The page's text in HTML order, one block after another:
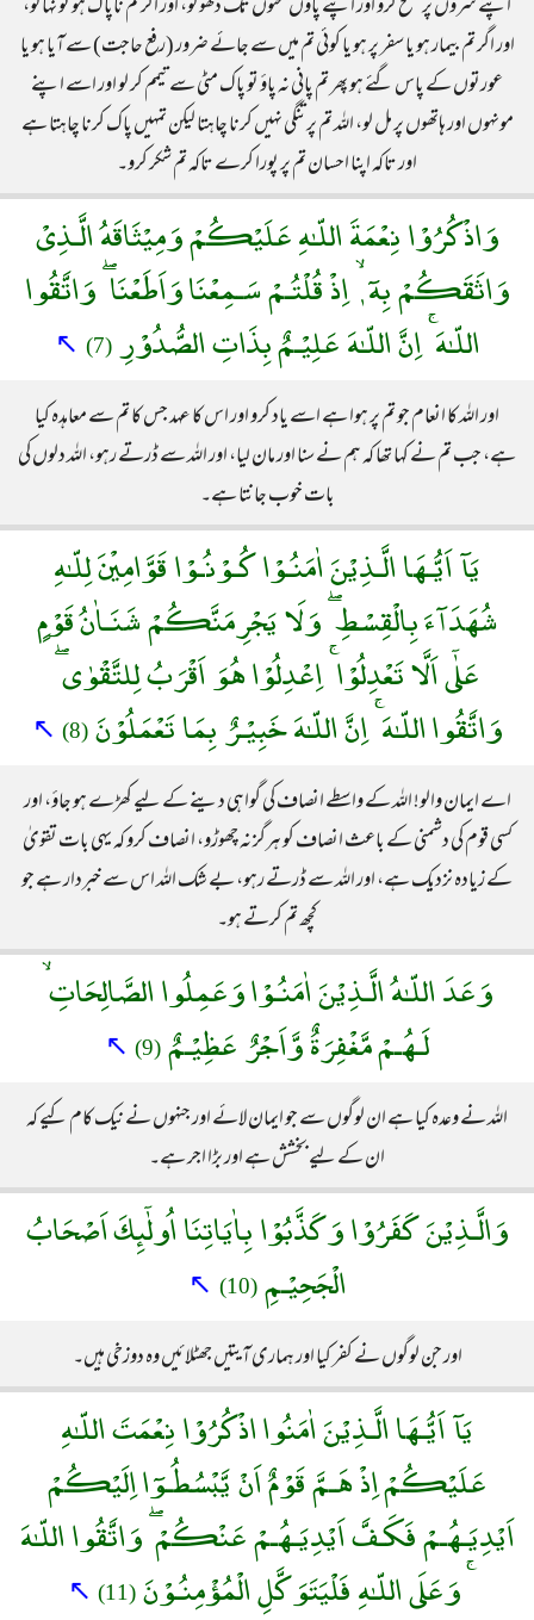
اور اگر تم بیمار ہو یا سفر پر ہو یا کوئی تم میں سے جائے ضرور (رفع حاجت) سے آیا ہو یا
عورتوں کے پاس گئے ہو پھر تم پانی نہ پاؤ تو پاک مٹی سے تیمم کر لو اور اسے اپنے
مونہوں اور ہاتھوں پر مل لو، اللہ تم پر تنگی نہیں کرنا چاہتا لیکن تمہیں پاک کرنا چاہتا ہے
اور تاکہ اپنا احسان تم پر پورا کرے تاکہ تم شکر کرو۔
وَاذْكُرُوْا نِعْمَةَ اللّـٰهِ عَلَيْكُمْ وَمِيْثَاقَهُ الَّـذِىْ
وَاثَقَكُمْ بِهٓ ٖ ۙ اِذْ قُلْتُـمْ سَـمِعْنَا وَاَطَعْنَا ۖ وَاتَّقُوا
اللّـٰهَ ۚ اِنَّ اللّـٰهَ عَلِيْـمٌ بِذَاتِ الصُّدُوْرِ (7)
↖
اور اللہ کا انعام جو تم پر ہوا ہے اسے یاد کرو اور اس کا عہد جس کا تم سے معاہدہ کیا
ہے، جب تم نے کہا تھا کہ ہم نے سنا اور مان لیا، اور اللہ سے ڈرتے رہو، اللہ دلوں کی
بات خوب جانتا ہے۔
يَآ اَيُّـهَا الَّـذِيْنَ اٰمَنُـوْا كُـوْنُـوْا قَوَّامِيْنَ لِلّـٰهِ
شُهَدَآءَ بِالْقِسْطِ ۖ وَلَا يَجْرِمَنَّكُمْ شَنَـاٰنُ قَوْمٍ
عَلٰٓى اَلَّا تَعْدِلُوْا ۚ اِعْدِلُوْا هُوَ اَقْرَبُ لِلتَّقْوٰى ۖ
وَاتَّقُوا اللّـٰهَ ۚ اِنَّ اللّـٰهَ خَبِيْـرٌ بِمَا تَعْمَلُوْنَ (8)
↖
اے ایمان والو! اللہ کے واسطے انصاف کی گواہی دینے کے لیے کھڑے ہو جاؤ، اور
کسی قوم کی دشمنی کے باعث انصاف کو ہرگز نہ چھوڑو، انصاف کرو کہ یہی بات تقویٰ
کے زیادہ نزدیک ہے، اور اللہ سے ڈرتے رہو، بے شک اللہ اس سے خبردار ہے جو
کچھ تم کرتے ہو۔
وَعَدَ اللّـٰهُ الَّـذِيْنَ اٰمَنُـوْا وَعَمِلُوا الصَّالِحَاتِ ۙ
لَـهُـمْ مَّغْفِرَةٌ وَّاَجْرٌ عَظِيْـمٌ (9)
↖
اللہ نے وعدہ کیا ہے ان لوگوں سے جو ایمان لائے اور جنہوں نے نیک کام کیے کہ
ان کے لیے بخشش ہے اور بڑا اجر ہے۔
وَالَّـذِيْنَ كَفَرُوْا وَكَذَّبُوْا بِاٰيَاتِنَا اُولٰٓئِكَ اَصْحَابُ
الْجَحِيْـمِ (10)
↖
اور جن لوگوں نے کفر کیا اور ہماری آیتیں جھٹلائیں وہ دوزخی ہیں۔
يَآ اَيُّـهَا الَّـذِيْنَ اٰمَنُوا اذْكُرُوْا نِعْمَتَ اللّـٰهِ
عَلَيْكُمْ اِذْ هَـمَّ قَوْمٌ اَنْ يَّبْسُطُـوٓا اِلَيْكُمْ
اَيْدِيَـهُـمْ فَكَـفَّ اَيْدِيَـهُـمْ عَنْكُمْ ۖ وَاتَّقُوا اللّـٰهَ
ۚ وَعَلَى اللّـٰهِ فَلْيَتَوَكَّلِ الْمُؤْمِنُـوْنَ (11)
↖